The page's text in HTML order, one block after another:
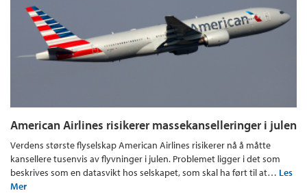
American Airlines risikerer massekanselleringer i julen
Verdens største flyselskap American Airlines risikerer nå å måtte
kansellere tusenvis av flyvninger i julen. Problemet ligger i det som
beskrives som en datasvikt hos selskapet, som skal ha ført til at… Les
Mer